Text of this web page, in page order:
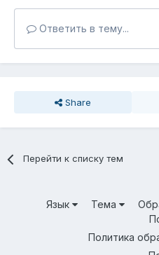
Ответить в тему...
Share
Перейти к списку тем
Язык Тема
Политика